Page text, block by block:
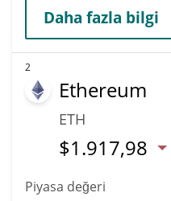
Daha fazla bilgi
2
Ethereum
ETH
$1.917,98
Piyasa değeri